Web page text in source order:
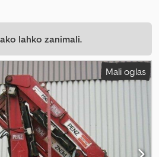
lahko zanimali.
Mali oglas